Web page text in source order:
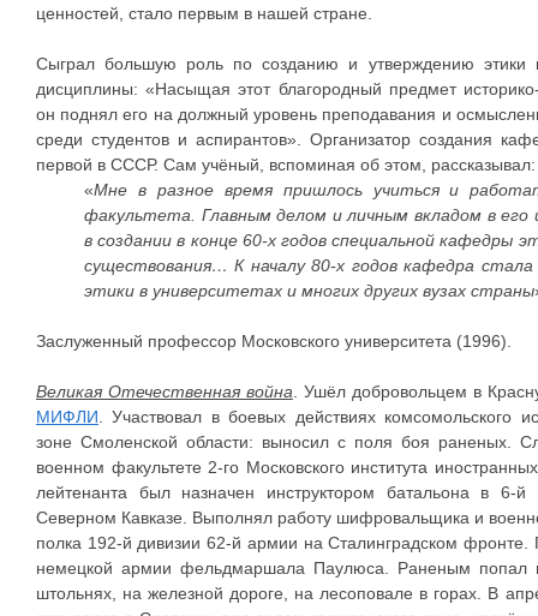
ценностей, стало первым в нашей стране.
Сыграл большую роль по созданию и утверждению этики
дисциплины: «Насыщая этот благородный предмет
он поднял его на должный уровень преподавания и
среди студентов и аспирантов». Организатор создания
первой в СССР. Сам учёный, вспоминая об этом, рассказывал:
«Мне в разное время пришлось учиться и
факультета. Главным делом и личным вкладом в
в создании в конце 60-х годов специальной кафедры
существования… К началу 80-х годов кафедра
этики в университетах и многих других вузах страны
Заслуженный профессор Московского университета (1996).
Великая Отечественная война . Ушёл добровольцем в
МИФЛИ . Участвовал в боевых действиях комсомольского
зоне Смоленской области: выносил с поля боя раненых.
военном факультете 2-го Московского института
лейтенанта был назначен инструктором батальона в 6-й
Северном Кавказе. Выполнял работу шифровальщика и
полка 192-й дивизии 62-й армии на Сталинградском фронте.
немецкой армии фельдмаршала Паулюса. Раненым попал
штольнях, на железной дороге, на лесоповале в горах. В